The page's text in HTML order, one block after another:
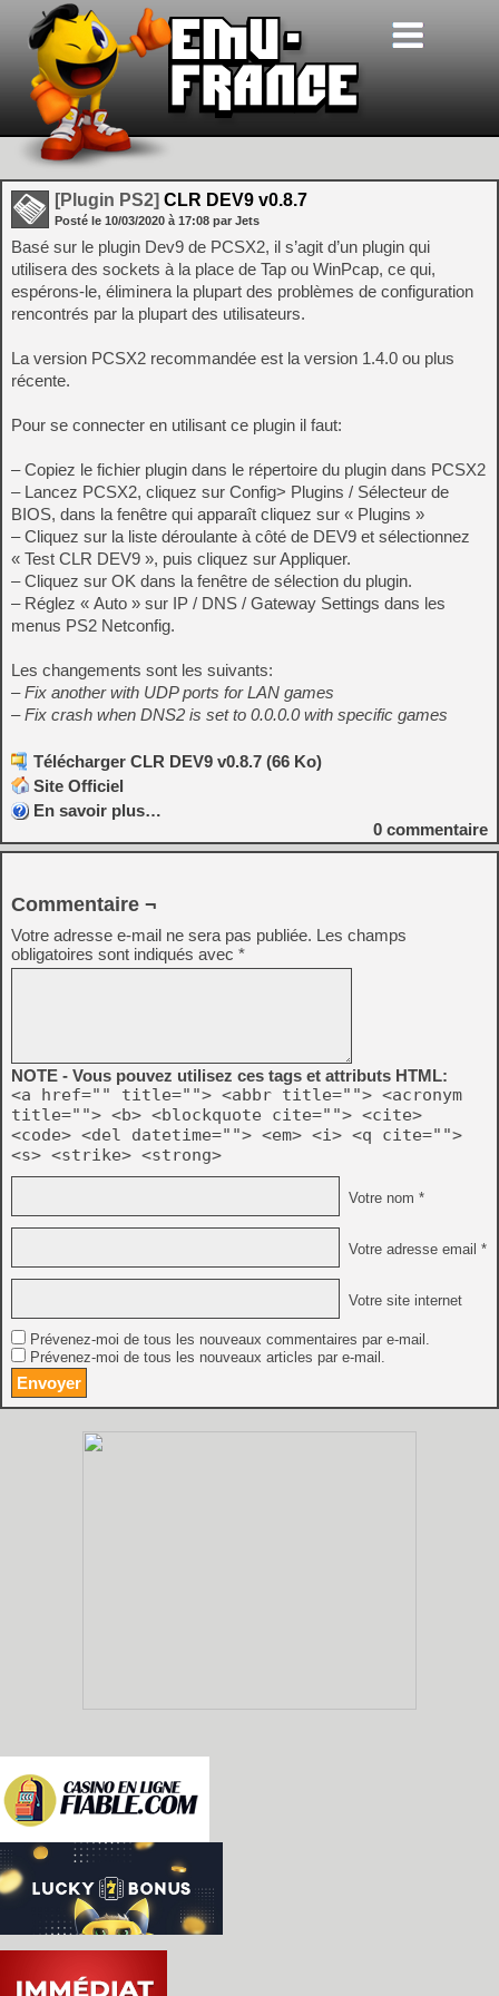
[Plugin PS2] CLR DEV9 v0.8.7
Posté le 10/03/2020 à 17:08 par Jets
Basé sur le plugin Dev9 de PCSX2, il s’agit d’un plugin qui
utilisera des sockets à la place de Tap ou WinPcap, ce qui,
espérons-le, éliminera la plupart des problèmes de configuration
rencontrés par la plupart des utilisateurs.
La version PCSX2 recommandée est la version 1.4.0 ou plus
récente.
Pour se connecter en utilisant ce plugin il faut:
– Copiez le fichier plugin dans le répertoire du plugin dans PCSX2
– Lancez PCSX2, cliquez sur Config> Plugins / Sélecteur de
BIOS, dans la fenêtre qui apparaît cliquez sur « Plugins »
– Cliquez sur la liste déroulante à côté de DEV9 et sélectionnez
« Test CLR DEV9 », puis cliquez sur Appliquer.
– Cliquez sur OK dans la fenêtre de sélection du plugin.
– Réglez « Auto » sur IP / DNS / Gateway Settings dans les
menus PS2 Netconfig.
Les changements sont les suivants:
– Fix another with UDP ports for LAN games
– Fix crash when DNS2 is set to 0.0.0.0 with specific games
Télécharger CLR DEV9 v0.8.7 (66 Ko)
Site Officiel
En savoir plus…
0 commentaire
Commentaire ¬
Votre adresse e-mail ne sera pas publiée. Les champs
obligatoires sont indiqués avec *
NOTE - Vous pouvez utilisez ces tags et attributs HTML:
<a href="" title=""> <abbr title=""> <acronym
title=""> <b> <blockquote cite=""> <cite>
<code> <del datetime=""> <em> <i> <q cite="">
<s> <strike> <strong>
Votre nom *
Votre adresse email *
Votre site internet
Prévenez-moi de tous les nouveaux commentaires par e-mail.
Prévenez-moi de tous les nouveaux articles par e-mail.